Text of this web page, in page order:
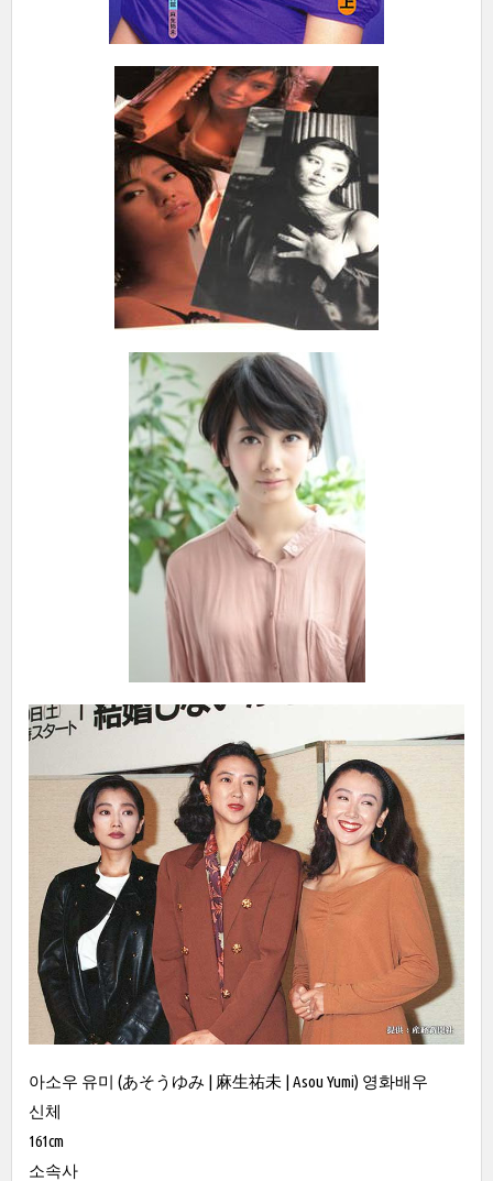
아소우 유미 (あそうゆみ | 麻生祐未 | Asou Yumi) 영화배우
신체
161cm
소속사